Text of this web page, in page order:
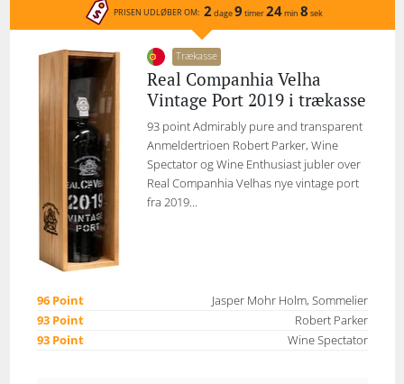
PRISEN UDLØBER OM: 2 dage9 timer24min 8 sek
Trækasse
Real Companhia Velha
Vintage Port 2019 i trækasse
93 point Admirably pure and transparent
Anmeldertrioen Robert Parker, Wine
Spectator og Wine Enthusiast jubler over
Real Companhia Velhas nye vintage port
fra 2019...
96 Point
Jasper Mohr Holm, Sommelier
93 Point
Robert Parker
93 Point
Wine Spectator